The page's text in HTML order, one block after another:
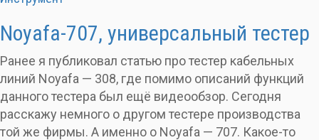
Noyafa-707, универсальный тестер
Ранее я публиковал статью про тестер кабельных
линий Noyafa — 308, где помимо описаний функций
данного тестера был ещё видеообзор. Сегодня
расскажу немного о другом тестере производства
той же фирмы. А именно о Noyafa — 707. Какое-то